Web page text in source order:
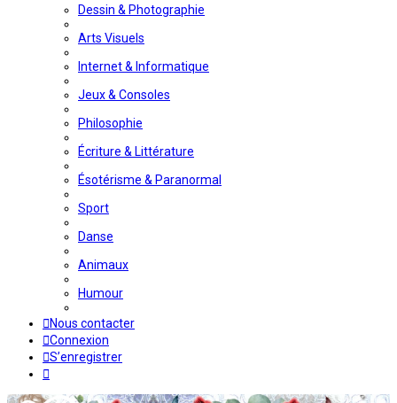
Dessin & Photographie
Arts Visuels
Internet & Informatique
Jeux & Consoles
Philosophie
Écriture & Littérature
Ésotérisme & Paranormal
Sport
Danse
Animaux
Humour
Nous contacter
Connexion
S’enregistrer